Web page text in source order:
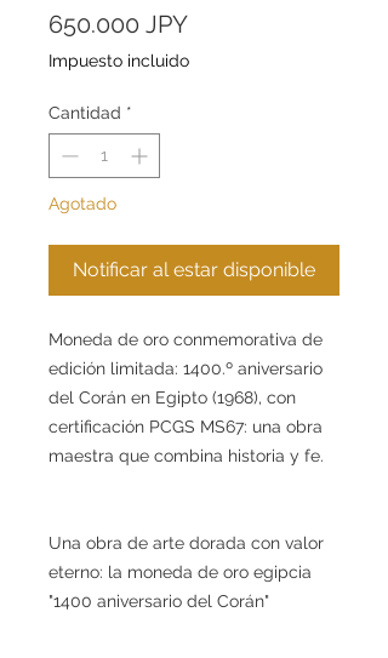
650.000 JPYPrecio
Impuesto incluido
Cantidad *
Agotado
Notificar al estar disponible
Moneda de oro conmemorativa de
edición limitada: 1400.º aniversario
del Corán en Egipto (1968), con
certificación PCGS MS67: una obra
maestra que combina historia y fe.
Una obra de arte dorada con valor
eterno: la moneda de oro egipcia
"1400 aniversario del Corán"